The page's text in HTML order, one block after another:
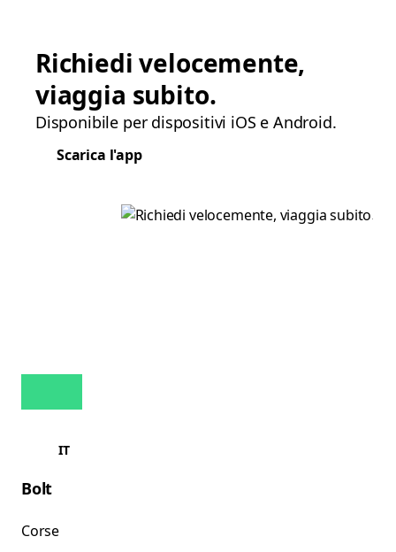
Richiedi velocemente,
viaggia subito.
Disponibile per dispositivi iOS e Android.
Scarica l'app
IT
Bolt
Corse